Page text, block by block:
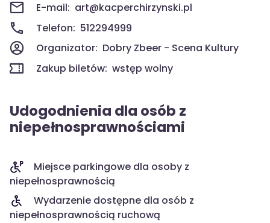
E-mail: art@kacperchirzynski.pl
Telefon: 512294999
Organizator: Dobry Zbeer - Scena Kultury
Zakup biletów: wstęp wolny
Udogodnienia dla osób z
niepełnosprawnościami
Miejsce parkingowe dla osoby z
niepełnosprawnością
Wydarzenie dostępne dla osób z
niepełnosprawnością ruchową